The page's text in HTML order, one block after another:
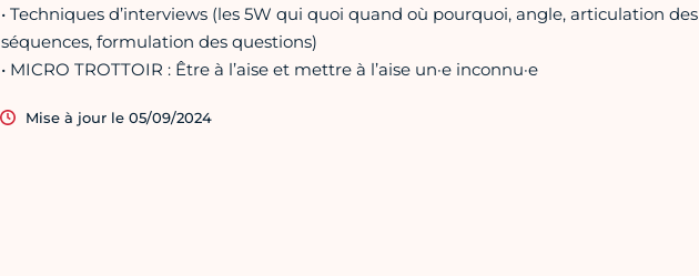
• Techniques d’interviews (les 5W qui quoi quand où pourquoi, angle, articulation des
séquences, formulation des questions)
• MICRO TROTTOIR : Être à l’aise et mettre à l’aise un·e inconnu·e
Mise à jour le 05/09/2024